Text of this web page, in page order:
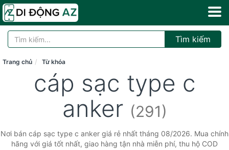
Tìm kiếm
Trang chủ Từ khóa
cáp sạc type c
anker (291)
Nơi bán cáp sạc type c anker giá rẻ nhất tháng 08/2026. Mua chính
hãng với giá tốt nhất, giao hàng tận nhà miễn phí, thu hộ COD